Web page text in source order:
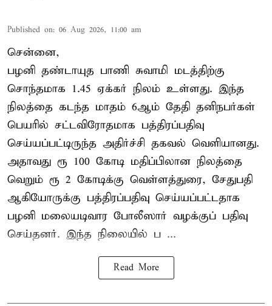
Published on: 06 Aug 2026, 11:00 am
சென்னை,
பழனி தண்டாயுத பாணி சுவாமி மடத்திற்கு
சொந்தமாக 1.45 ஏக்கர் நிலம் உள்ளது. இந்த
நிலத்தை கடந்த மாதம் 6ஆம் தேதி தனிநபர்கள்
பெயரில் சட்டவிரோதமாக பத்திரப்பதிவு
செய்யப்பட்டிருந்த அதிர்ச்சி தகவல் வெளியானது.
அதாவது ரூ 100 கோடி மதிப்பிலான நிலத்தை
வெறும் ரூ 2 கோடிக்கு வெள்ளத்துரை, சேதுபதி
ஆகியோருக்கு பத்திரப்பதிவு செய்யப்பட்டதாக
பழனி மலையடிவார போலீஸார் வழக்குப் பதிவு
செய்தனர். இந்த நிலையில் ப ...
Read More